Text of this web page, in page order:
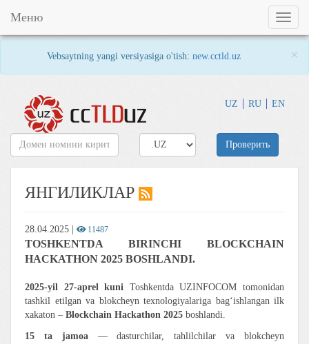
Vebsaytning yangi versiyasiga o'tish: new.cctld.uz ×
UZ RU EN
Toggle
Меню
Проверить
ЯНГИЛИКЛАР
28.04.2025 11487
TOSHKENTDA BIRINCHI BLOCKCHAIN
HACKATHON 2025 BOSHLANDI.
2025-yil 27-aprel kuni Toshkentda UZINFOCOM tomonidan
tashkil etilgan va blokcheyn texnologiyalariga bag‘ishlangan ilk
xakaton – Blockchain Hackathon 2025 boshlandi.
15 ta jamoa — dasturchilar, tahlilchilar va blokcheyn